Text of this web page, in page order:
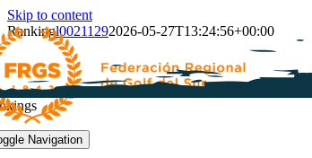
Skip to content
Navigation
Rankingl00211292026-05-27T13:24:56+00:00